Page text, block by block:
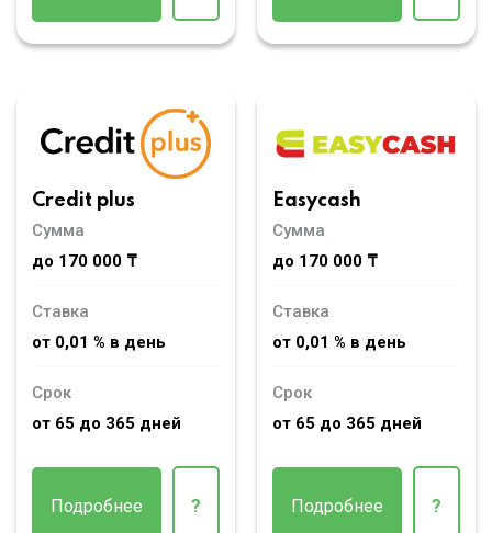
Credit plus
Сумма
до 170 000 ₸
Ставка
от 0,01 % в день
Срок
от 65 до 365 дней
Подробнее ?
Easycash
Сумма
до 170 000 ₸
Ставка
от 0,01 % в день
Срок
от 65 до 365 дней
Подробнее ?